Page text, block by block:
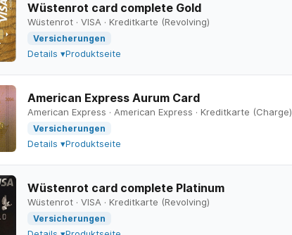
Wüstenrot card complete Gold
Wüstenrot · VISA · Kreditkarte (Revolving)
Versicherungen
Details ▾Produktseite
American Express Aurum Card
American Express · American Express · Kreditkarte (Charge)
Versicherungen
Details ▾Produktseite
Wüstenrot card complete Platinum
Wüstenrot · VISA · Kreditkarte (Revolving)
Versicherungen